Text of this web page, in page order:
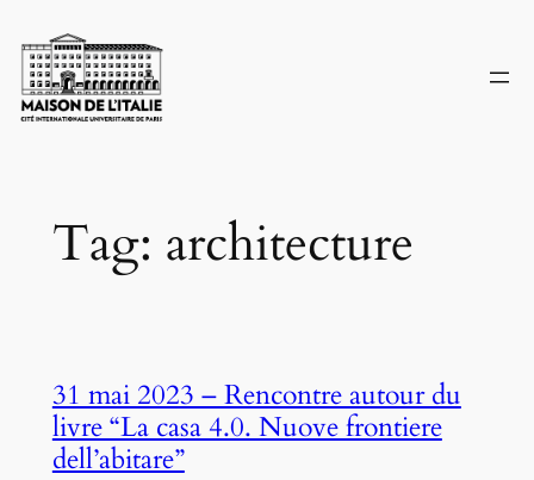
to
content
Tag: architecture
31 mai 2023 – Rencontre autour du
livre “La casa 4.0. Nuove frontiere
dell’abitare”